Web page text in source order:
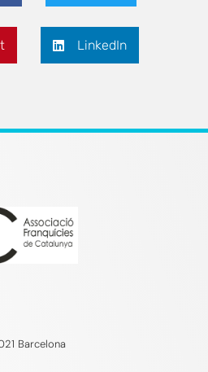
LinkedIn
Barcelona